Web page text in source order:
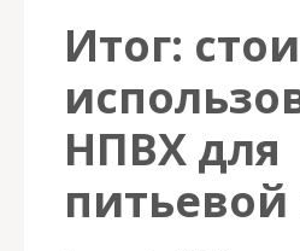
Итог:
НПВХ для